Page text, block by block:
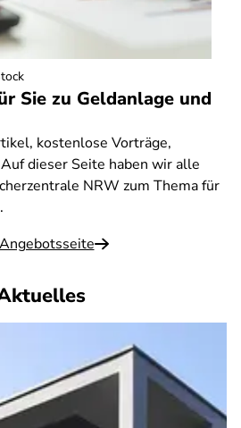
Sie zu Geldanlage und
kostenlose Vorträge,
dieser Seite haben wir alle
NRW zum Thema für